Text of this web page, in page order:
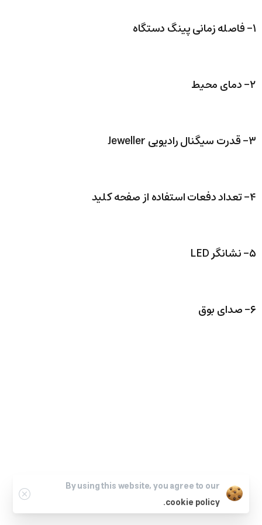
۱- فاصله زمانی پینگ دستگاه
۲- دمای محیط
۳- قدرت سیگنال رادیویی Jeweller
۴- تعداد دفعات استفاده از صفحه کلید
۵- نشانگر LED
۶- صدای بوق
By using this website, you agree to our
cookie policy.